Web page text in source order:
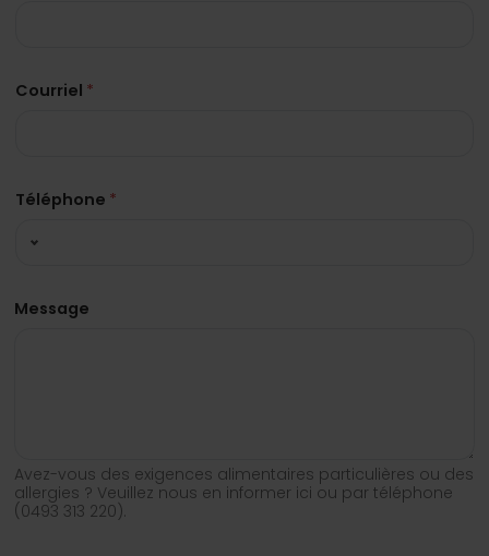
Courriel *
Téléphone *
Message
Avez-vous des exigences alimentaires particulières ou des
allergies ? Veuillez nous en informer ici ou par téléphone
(0493 313 220).